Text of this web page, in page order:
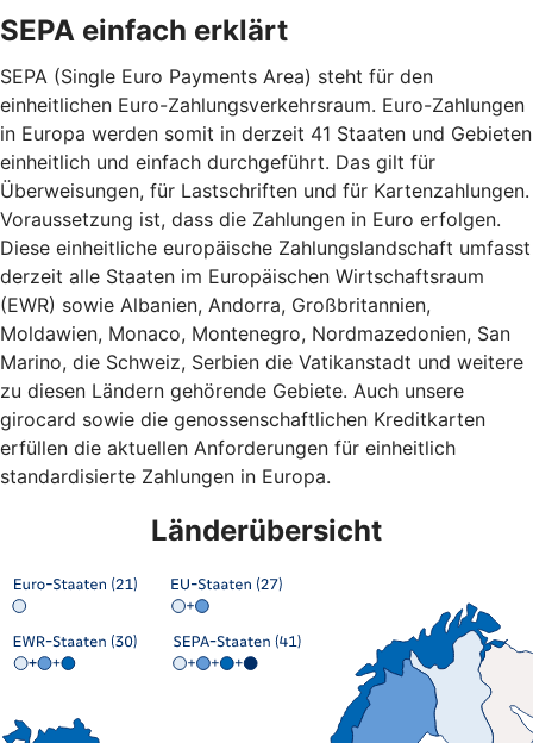
SEPA einfach erklärt
SEPA (Single Euro Payments Area) steht für den
einheitlichen Euro-Zahlungsverkehrsraum. Euro-Zahlungen
in Europa werden somit in derzeit 41 Staaten und Gebieten
einheitlich und einfach durchgeführt. Das gilt für
Überweisungen, für Lastschriften und für Kartenzahlungen.
Voraussetzung ist, dass die Zahlungen in Euro erfolgen.
Diese einheitliche europäische Zahlungslandschaft umfasst
derzeit alle Staaten im Europäischen Wirtschaftsraum
(EWR) sowie Albanien, Andorra, Großbritannien,
Moldawien, Monaco, Montenegro, Nordmazedonien, San
Marino, die Schweiz, Serbien die Vatikanstadt und weitere
zu diesen Ländern gehörende Gebiete. Auch unsere
girocard sowie die genossenschaftlichen Kreditkarten
erfüllen die aktuellen Anforderungen für einheitlich
standardisierte Zahlungen in Europa.
Länderübersicht